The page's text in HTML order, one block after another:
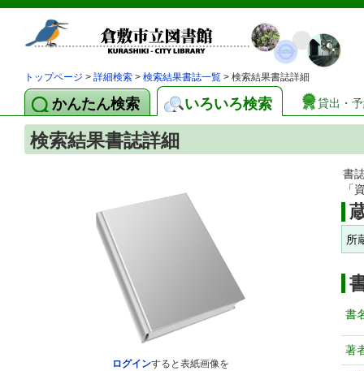
トップページ > 詳細検索 > 検索結果書誌一覧 > 検索結果書誌詳細
かんたん検索 いろいろ検索 貸出・
検索結果書誌詳細
ログインすると表紙画像を
書
「
所
書
著